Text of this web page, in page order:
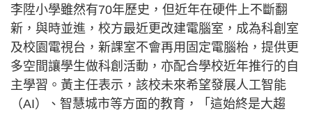
李陞小學雖然有70年歷史，但近年在硬件上不斷翻
新，與時並進，校方最近更改建電腦室，成為科創室
及校園電視台，新課室不會再用固定電腦枱，提供更
多空間讓學生做科創活動，亦配合學校近年推行的自
主學習。黃主任表示，該校未來希望發展人工智能
（AI）、智慧城市等方面的教育，「這始終是大趨